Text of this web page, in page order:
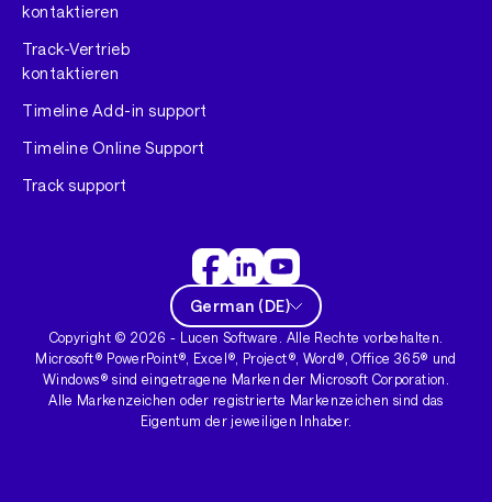
kontaktieren
Track-Vertrieb
kontaktieren
Timeline Add-in support
Timeline Online Support
Track support
German (DE)
Copyright ©2026 - Lucen Software. Alle Rechte vorbehalten.
Microsoft® PowerPoint®, Excel®, Project®, Word®, Office 365® und
Windows® sind eingetragene Marken der Microsoft Corporation.
Alle Markenzeichen oder registrierte Markenzeichen sind das
Eigentum der jeweiligen Inhaber.